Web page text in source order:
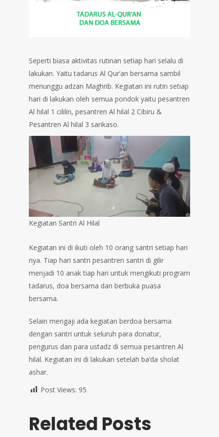
Seperti biasa aktivitas rutinan setiap hari selalu di
lakukan. Yaitu tadarus Al Qur’an bersama sambil
menunggu adzan Maghrib. Kegiatan ini rutin setiap
hari di lakukan oleh semua pondok yaitu pesantren
Al hilal 1 cililin, pesantren Al hilal 2 Cibiru &
Pesantren Al hilal 3 sarikaso.
Kegiatan Santri Al Hilal
Kegiatan ini di ikuti oleh 10 orang santri setiap hari
nya. Tiap hari santri pesantren santri di gilir
menjadi 10 anak tiap hari untuk mengikuti program
tadarus, doa bersama dan berbuka puasa
bersama.
Selain mengaji ada kegiatan berdoa bersama
dengan santri untuk seluruh para donatur,
pengurus dan para ustadz di semua pesantren Al
hilal. Kegiatan ini di lakukan setelah ba’da sholat
ashar.
Post Views: 95
Related Posts